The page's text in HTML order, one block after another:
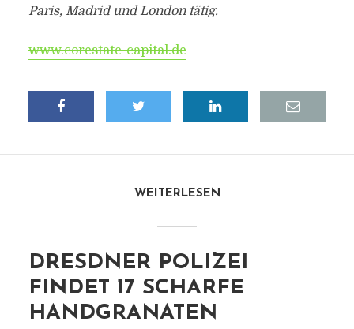
Paris, Madrid und London tätig.
www.corestate-capital.de
WEITERLESEN
DRESDNER POLIZEI
FINDET 17 SCHARFE
HANDGRANATEN